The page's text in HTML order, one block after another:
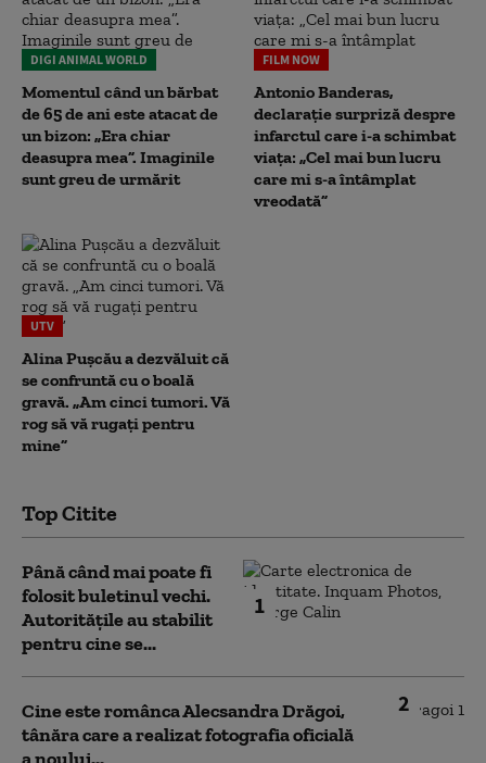
DIGI ANIMAL WORLD
Momentul când un bărbat
de 65 de ani este atacat de
un bizon: „Era chiar
deasupra mea”. Imaginile
sunt greu de urmărit
FILM NOW
Antonio Banderas,
declarație surpriză despre
infarctul care i-a schimbat
viața: „Cel mai bun lucru
care mi s-a întâmplat
vreodată”
UTV
Alina Pușcău a dezvăluit că
se confruntă cu o boală
gravă. „Am cinci tumori. Vă
rog să vă rugați pentru
mine”
Top Citite
1
Până când mai poate fi
folosit buletinul vechi.
Autoritățile au stabilit
pentru cine se...
2
Cine este românca Alecsandra Drăgoi,
tânăra care a realizat fotografia oficială